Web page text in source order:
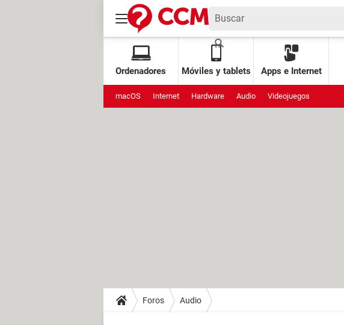
Ordenadores Móviles y tablets Apps e Internet
macOS Internet Hardware Audio Videojuegos
Foros Audio